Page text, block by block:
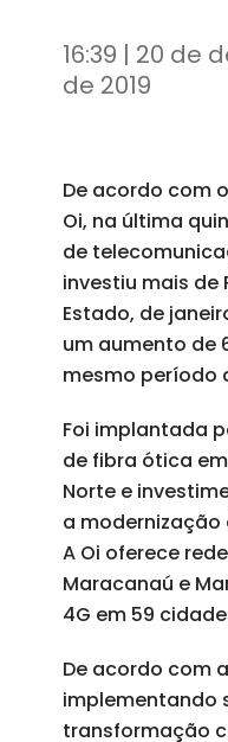
16:39 | 20 de
de 2019
De acordo com
Oi, na última
de
investiu mais de
Estado, de
um aumento de
mesmo período
Foi implantada
de fibra ótica
Norte e
a modernização
A Oi oferece
Maracanaú e
4G em 59
De acordo com
implementando
transformação